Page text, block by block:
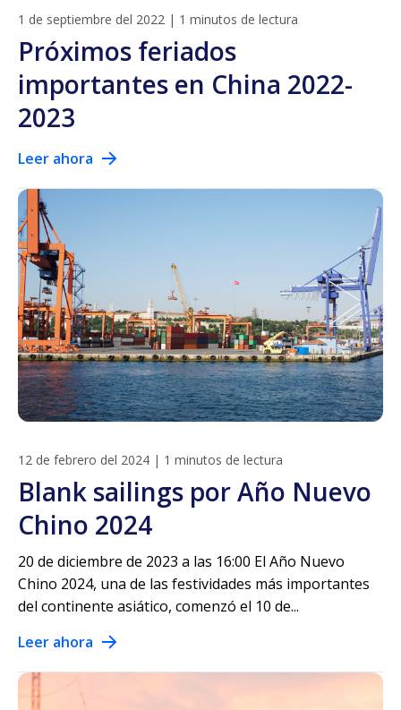
1 de septiembre del 2022 | 1 minutos de lectura
Próximos feriados
importantes en China 2022-
2023
Leer ahora
12 de febrero del 2024 | 1 minutos de lectura
Blank sailings por Año Nuevo
Chino 2024
20 de diciembre de 2023 a las 16:00 El Año Nuevo
Chino 2024, una de las festividades más importantes
del continente asiático, comenzó el 10 de...
Leer ahora